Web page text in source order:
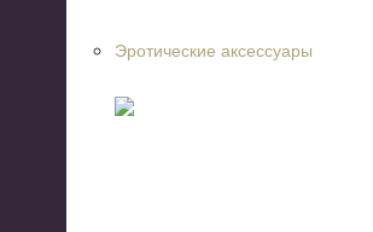
Эротические аксессуары